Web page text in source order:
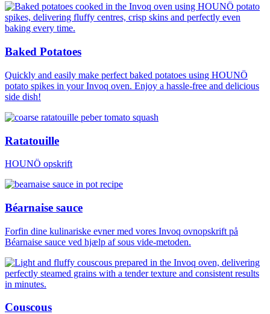
Baked Potatoes
Quickly and easily make perfect baked potatoes using HOUNÖ
potato spikes in your Invoq oven. Enjoy a hassle-free and delicious
side dish!
Ratatouille
HOUNÖ opskrift
Béarnaise sauce
Forfin dine kulinariske evner med vores Invoq ovnopskrift på
Béarnaise sauce ved hjælp af sous vide-metoden.
Couscous